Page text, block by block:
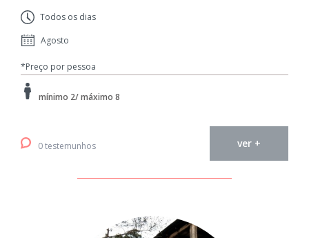
Todos os dias
Agosto
*Preço por pessoa
mínimo 2/ máximo 8
0 testemunhos ver +